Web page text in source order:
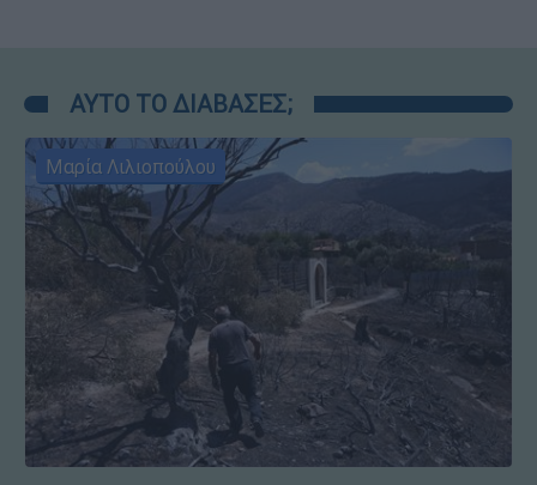
ΑΥΤΟ ΤΟ ΔΙΑΒΑΣΕΣ;
Μαρία Λιλιοπούλου